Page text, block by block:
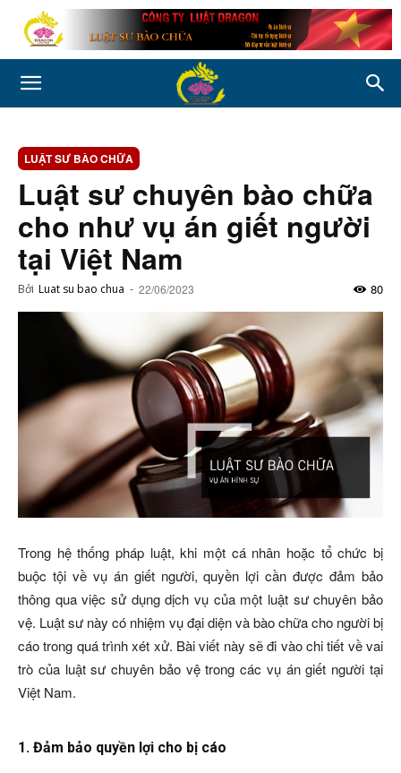
LUẬT SƯ BÀO CHỮA
Luật sư chuyên bào chữa
cho như vụ án giết người
tại Việt Nam
Bởi Luat su bao chua - 22/06/2023 80
Trong hệ thống pháp luật, khi một cá nhân hoặc tổ chức bị
buộc tội về vụ án giết người, quyền lợi cần được đảm bảo
thông qua việc sử dụng dịch vụ của một luật sư chuyên bảo
vệ. Luật sư này có nhiệm vụ đại diện và bào chữa cho người bị
cáo trong quá trình xét xử. Bài viết này sẽ đi vào chi tiết về vai
trò của luật sư chuyên bảo vệ trong các vụ án giết người tại
Việt Nam.
1. Đảm bảo quyền lợi cho bị cáo